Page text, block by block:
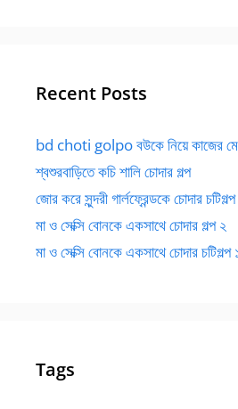
Recent Posts
bd choti golpo বউকে নিয়ে কাজের
শ্বশুরবাড়িতে কচি শালি চোদার গল্প
জোর করে সুন্দরী গার্লফ্রেন্ডকে চোদার চটিগল্প
মা ও সেক্সি বোনকে একসাথে চোদার গল্প ২
মা ও সেক্সি বোনকে একসাথে চোদার চটিগল্প
Tags